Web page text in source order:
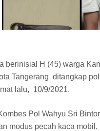
berinisial H (45) warga
Tangerang ditangkap
lalu, 10/9/2021.
Pol Wahyu Sri
modus pecah kaca